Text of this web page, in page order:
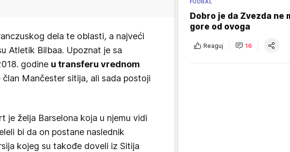
dela te oblasti, a najveći
Atletik Bilbaa. Upoznat je sa
godine u transferu vrednom
član Mančester sitija, ali sada postoji
je želja Barselona koja u njemu vidi
bi da on postane naslednik
kojeg su takođe doveli iz Sitija
FUDBAL
Dobro je da Zvezda ne
gore od ovoga
Reaguj 16